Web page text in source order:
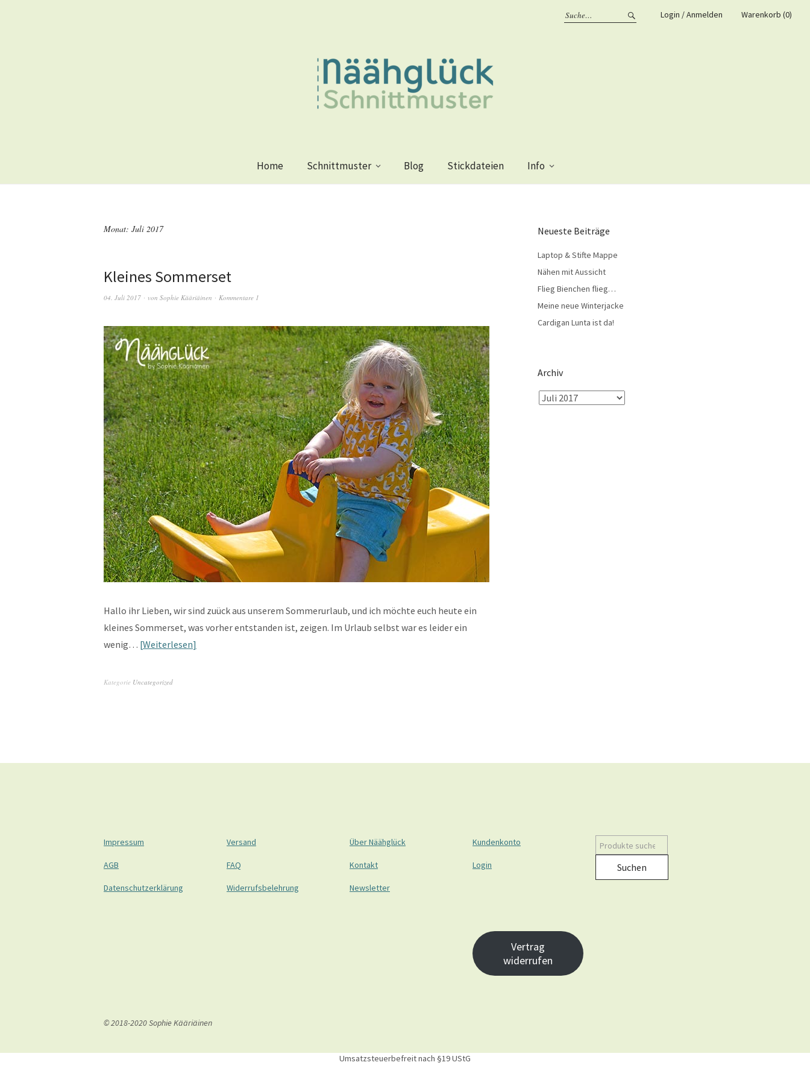
Login / Anmelden Warenkorb (0)
Home Schnittmuster Blog Stickdateien Info
Monat: Juli 2017
Kleines Sommerset
04. Juli 2017 von Sophie Kääriäinen Kommentare 1
Hallo ihr Lieben, wir sind zuück aus unserem Sommerurlaub, und ich möchte euch heute ein
kleines Sommerset, was vorher entstanden ist, zeigen. Im Urlaub selbst war es leider ein
wenig… Weiterlesen
Kategorie Uncategorized
Neueste Beiträge
Laptop & Stifte Mappe
Nähen mit Aussicht
Flieg Bienchen flieg…
Meine neue Winterjacke
Cardigan Lunta ist da!
Archiv
Impressum
AGB
Datenschutzerklärung
Versand
FAQ
Widerrufsbelehrung
Über Näähglück
Kontakt
Newsletter
Kundenkonto
Login
Vertrag
widerrufen
Suchen
© 2018-2020 Sophie Kääriäinen
Umsatzsteuerbefreit nach §19 UStG